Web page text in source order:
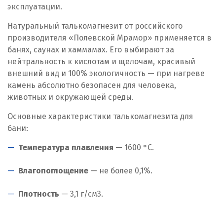
эксплуатации.
Натуральный талькомагнезит от российского
производителя «Полевской Мрамор» применяется в
банях, саунах и хаммамах. Его выбирают за
нейтральность к кислотам и щелочам, красивый
внешний вид и 100% экологичность — при нагреве
камень абсолютно безопасен для человека,
животных и окружающей среды.
Основные характеристики талькомагнезита для
бани:
Температура плавления — 1600 °C.
Влагопоглощение — не более 0,1%.
Плотность — 3,1 г/см3.